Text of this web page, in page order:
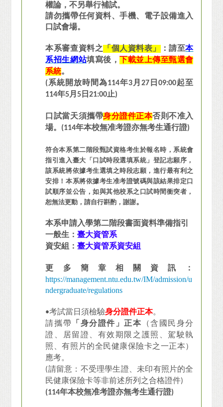
權論，不另舉行補試。
請勿攜帶任何資料、手機、電子設備進入
口試會場。
本系審查資料之 「個人資料表」 ：請至本
系招生網站填寫後，
下載並上傳至甄選會
系統。
(系統開放時間為114年3月27日09:00起至
114年5月5日21:00止)
口試當天須攜帶身分證件正本否則不准入
場。(114年本校無准考證亦無考生通行證)
符合本系第二階段甄試資格考生於報名時，系統會
指引進入臺大「口試時段選填系統」登記志願序，
該系統將依據考生選填之時段志願，進行最有利之
安排！ 本系將依據考生准考證號碼與該結果排定口
試順序並公告，如與其他校系之口試時間衝突者，
恕無法更動，請自行斟酌，謝謝。
本系申請入學第二階段書面資料準備指引
一般生：臺大資管系
資安組：臺大資管系資安組
更多簡章相關資訊：
https://management.ntu.edu.tw/IM/admission/u
ndergraduate/regulations
•考試當日須檢驗身分證件正本。
請攜帶
「身分證件」正本 （含國民身分
證、居留證、有效期限之護照、駕駛執
照、有照片的全民健康保險卡之一正本）
應考。
(請留意：不受理學生證、未印有照片的全
民健康保險卡等非前述所列之合格證件)
(114年本校無准考證亦無考生通行證)